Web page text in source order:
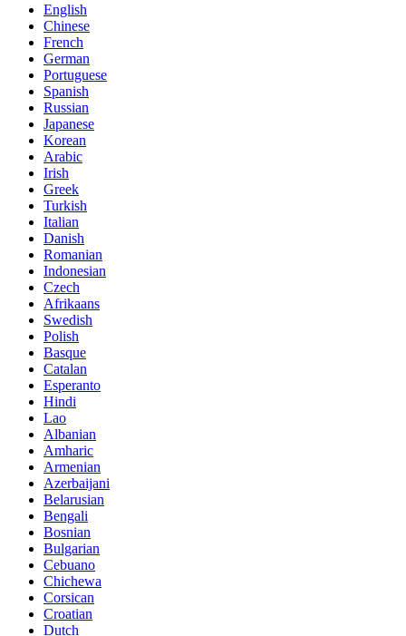
English
Chinese
French
German
Portuguese
Spanish
Russian
Japanese
Korean
Arabic
Irish
Greek
Turkish
Italian
Danish
Romanian
Indonesian
Czech
Afrikaans
Swedish
Polish
Basque
Catalan
Esperanto
Hindi
Lao
Albanian
Amharic
Armenian
Azerbaijani
Belarusian
Bengali
Bosnian
Bulgarian
Cebuano
Chichewa
Corsican
Croatian
Dutch